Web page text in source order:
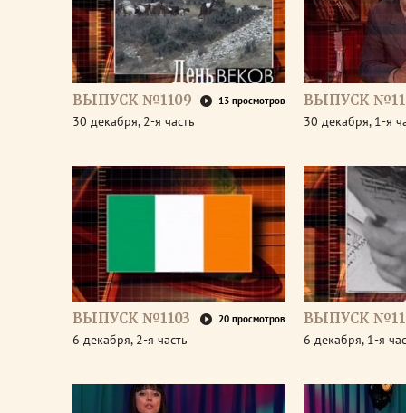
ВЫПУСК №1109 13 просмотров
30 декабря, 2-я часть
ВЫПУСК
30 декабря, 1-я
ВЫПУСК №1103 20 просмотров
6 декабря, 2-я часть
ВЫПУСК
6 декабря, 1-я